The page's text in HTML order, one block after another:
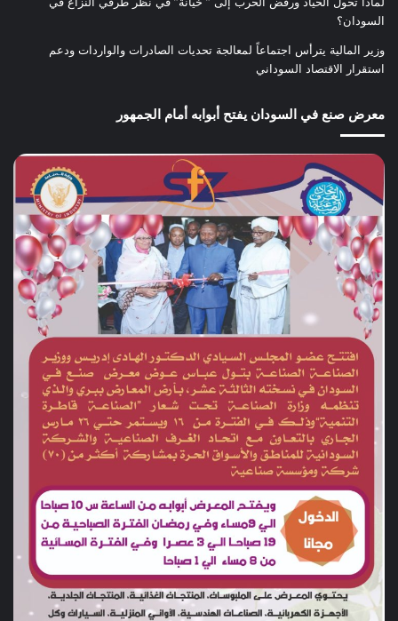
السودان؟
وزير المالية يترأس اجتماعاً لمعالجة تحديات الصادرات والواردات ودعم
استقرار الاقتصاد السوداني
معرض صنع في السودان يفتح أبوابه أمام الجمهور